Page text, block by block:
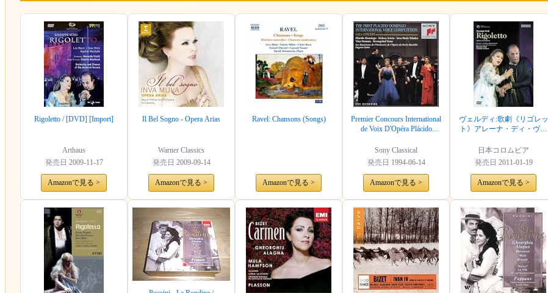
Rigoletto / [DVD] [Import]
Arthaus
発売日 2009-11-17
Amazonで見る >
Il Bel Sogno - Opera Arias
Warner Classics
発売日 2009-09-14
Amazonで見る >
Ravel: Chansons (Songs)
Amazonで見る >
Premier Concours International
de Voix D'Opéra Plácido
of the Prizewinners
Sony Classical
発売日 1994-06-14
Amazonで見る >
ヴェルディ:歌劇《リゴレッ
ト》アレーナ・ディ・ヴェ
日本コロムビア
発売日 2011-01-19
Amazonで見る >